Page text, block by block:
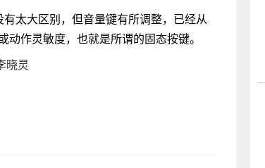
太大区别，但音量键有所调整，已经从
作灵敏度，也就是所谓的固态按键。
晓灵